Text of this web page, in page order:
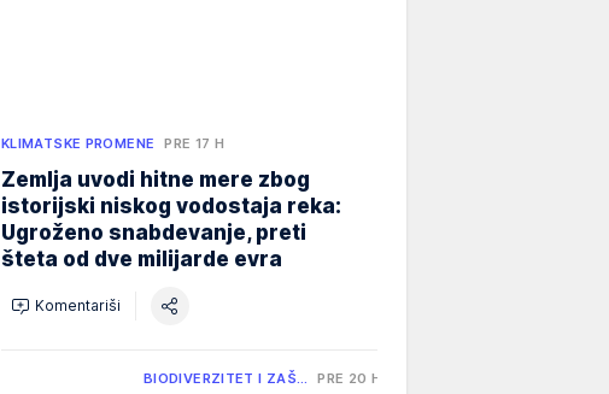
KLIMATSKE PROMENE PRE 17 H
Zemlja uvodi hitne mere zbog
istorijski niskog vodostaja reka:
Ugroženo snabdevanje, preti
šteta od dve milijarde evra
Komentariši
BIODIVERZITET I ZAŠ… PRE 20 H